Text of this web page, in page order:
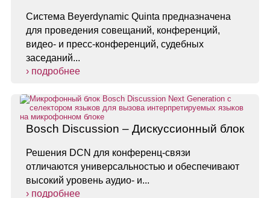
Система Beyerdynamic Quinta предназначена
для проведения совещаний, конференций,
видео- и пресс-конференций, судебных
заседаний...
› подробнее
Bosch Discussion – Дискуссионный блок
Решения DCN для конференц-связи
отличаются универсальностью и обеспечивают
высокий уровень аудио- и...
› подробнее